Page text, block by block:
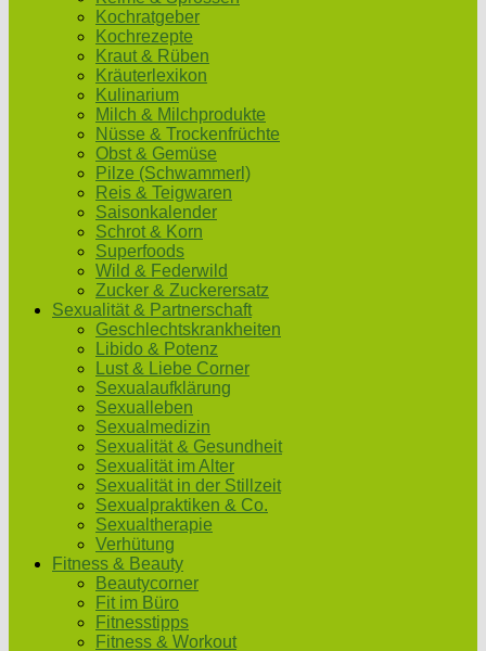
Kochratgeber
Kochrezepte
Kraut & Rüben
Kräuterlexikon
Kulinarium
Milch & Milchprodukte
Nüsse & Trockenfrüchte
Obst & Gemüse
Pilze (Schwammerl)
Reis & Teigwaren
Saisonkalender
Schrot & Korn
Superfoods
Wild & Federwild
Zucker & Zuckerersatz
Sexualität & Partnerschaft
Geschlechtskrankheiten
Libido & Potenz
Lust & Liebe Corner
Sexualaufklärung
Sexualleben
Sexualmedizin
Sexualität & Gesundheit
Sexualität im Alter
Sexualität in der Stillzeit
Sexualpraktiken & Co.
Sexualtherapie
Verhütung
Fitness & Beauty
Beautycorner
Fit im Büro
Fitnesstipps
Fitness & Workout